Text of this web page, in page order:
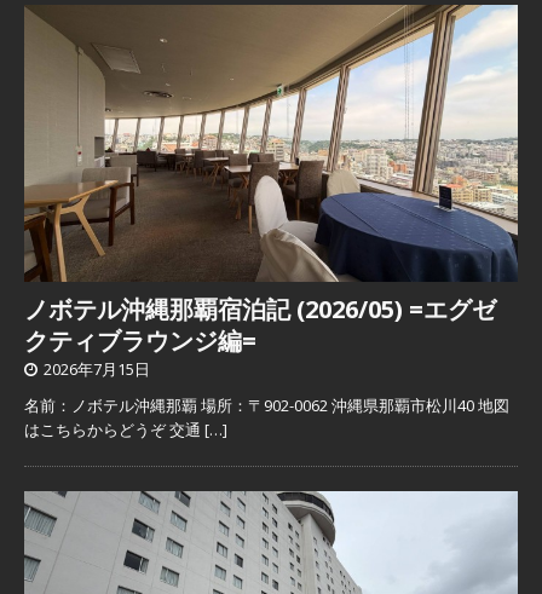
ノボテル沖縄那覇宿泊記 (2026/05) =エグゼ
クティブラウンジ編=
2026年7月15日
名前：ノボテル沖縄那覇 場所：〒902-0062 沖縄県那覇市松川40 地図
はこちらからどうぞ 交通 […]